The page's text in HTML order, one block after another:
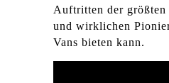
Auftritten der größten
und wirklichen
Vans bieten kann.